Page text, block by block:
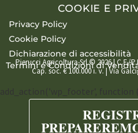
COOKIE E
Privacy Policy
Cookie Policy
Dichiarazione di accessibilità
Termini e Condizioni di
Pierucci Agricoltura Srl © 2026 | C.F./
Cap. soc. € 100.000 i. v. | Via
add_action('wp_footer', function